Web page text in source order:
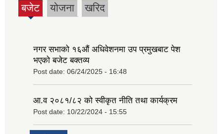
बजेट
(active
योजना खरिद
नगर सभाको १६‍औं अधिवेशनमा उप प्रमुखबाट पेश
भएको बजेट बक्तव्य
Post date: 06/24/2025 - 16:48
आ.व २०८१/८२ को स्वीकृत नीति तथा कार्यक्रम
Post date: 10/22/2024 - 15:55